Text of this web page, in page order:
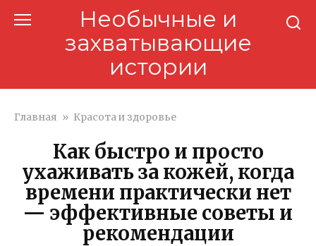
Необычные и
захватывающие
истории
Главная » Красота и здоровье
Как быстро и просто
ухаживать за кожей, когда
времени практически нет
— эффективные советы и
рекомендации